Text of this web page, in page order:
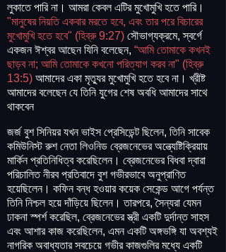
লুকাতে পারি না। আমরা কেবল এটির মুখোমুখি হতে পারি।
"মানুষের নিয়তি একবার মরতে হবে, এবং তার পরে বিচারের
মুখোমুখি হতে হবে" (হিব্রু 9:27) সৌভাগ্যক্রমে, স্বর্গে
একজন ঈশ্বর আছেন যিনি বলেছেন, “আমি তোমাকে কখনই
ছাড়ব না; আমি তোমাকে কখনো পরিত্যাগ করব না" (হিব্রু
13:5) আমাদের একা মৃত্যুর মুখোমুখি হতে হবে না। খ্রীষ্ট
আমাদের বলেছেন যে তিনি যুগের শেষ অবধি আমাদের সাথে
থাকবেন
জর্জ বুশ সিনিয়র যখন ভাইস প্রেসিডেন্ট ছিলেন, তিনি সাবেক
কমিউনিস্ট রুশ নেতা লিওনিড ব্রেজনেভের অন্ত্যেষ্টিক্রিয়ায়
মার্কিন প্রতিনিধিত্ব করেছিলেন। ব্রেজনেভের বিধবা দ্বারা
পরিচালিত নীরব প্রতিবাদে বুশ গভীরভাবে অনুপ্রাণিত
হয়েছিলেন। কফিন বন্ধ হওয়ার কয়েক সেকেন্ড আগে পর্যন্ত
তিনি নিশ্চল হয়ে দাঁড়িয়ে ছিলেন। তারপরে, সৈন্যরা যেমন
ঢাকনা স্পর্শ করেছিল, ব্রেজনেভের স্ত্রী একটি দুর্দান্ত সাহস
এবং আশার কাজ করেছিলেন, এমন একটি অঙ্গভঙ্গি যা অবশ্যই
নাগরিক অবাধ্যতার সবচেয়ে গভীর কাজগুলির মধ্যে একটি